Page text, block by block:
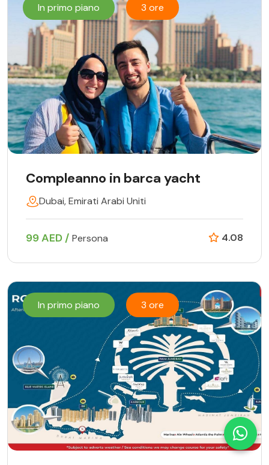
In primo piano 3 ore
Compleanno in barca yacht
Dubai, Emirati Arabi Uniti
99 AED / Persona 4.08
In primo piano 3 ore